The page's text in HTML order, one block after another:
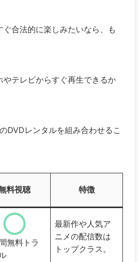
合法的に楽しみたいなら、も
テレビからすぐ再生できるか
DVDレンタルを組み合わせるこ
料視聴 特徴
無料トラ
最新作や人気ア
ニメの配信数は
トップクラス。